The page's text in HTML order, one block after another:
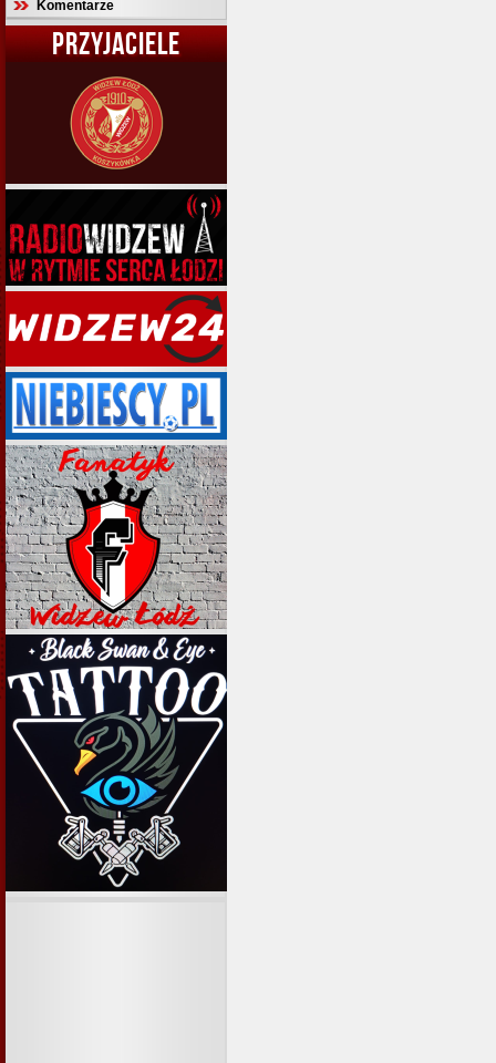
Komentarze
PRZYJACIELE